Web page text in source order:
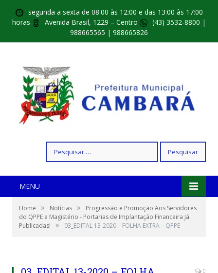
segunda a sexta de 08:00 às 12:00 e das 13:00 às 17:00
horas
Avenida Brasil, 1229 – Centro
(43) 3532-8800 |
988665565 | 988665826
por:
MENU
Home » Notícias »
Progressão e Promoção Aos Servidores
do QPPE e Magistério - Portarias de Implantação Financeira Já
Publicadas!
» 03_EDITAL 13-2020 – FOLHA EXTRA – QPPE
0